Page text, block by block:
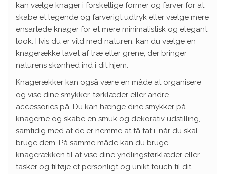
kan vælge knager i forskellige former og farver for at
skabe et legende og farverigt udtryk eller vælge mere
ensartede knager for et mere minimalistisk og elegant
look. Hvis du er vild med naturen, kan du vælge en
knagerække lavet af træ eller grene, der bringer
naturens skønhed ind i dit hjem.
Knagerækker kan også være en måde at organisere
og vise dine smykker, tørklæder eller andre
accessories på. Du kan hænge dine smykker på
knagerne og skabe en smuk og dekorativ udstilling,
samtidig med at de er nemme at få fat i, når du skal
bruge dem. På samme måde kan du bruge
knagerækken til at vise dine yndlingstørklæder eller
tasker og tilføje et personligt og unikt touch til dit